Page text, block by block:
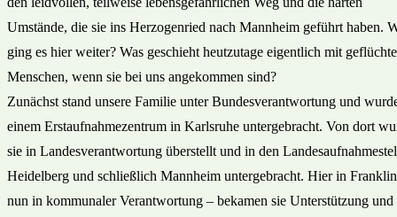
Umstände, die sie ins Herzogenried nach Mannheim geführt haben.
ging es hier weiter? Was geschieht heutzutage eigentlich mit
Menschen, wenn sie bei uns angekommen sind?
Zunächst stand unsere Familie unter Bundesverantwortung und
einem Erstaufnahmezentrum in Karlsruhe untergebracht. Von dort
sie in Landesverantwortung überstellt und in den
Heidelberg und schließlich Mannheim untergebracht. Hier in
nun in kommunaler Verantwortung – bekamen sie Unterstützung und